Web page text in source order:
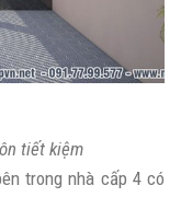
tiết kiệm
trong nhà cấp 4 có